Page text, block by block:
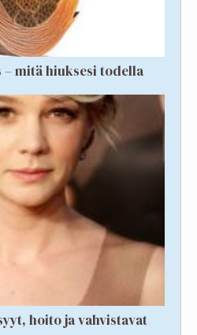
mitä hiuksesi todella
hoito ja vahvistavat